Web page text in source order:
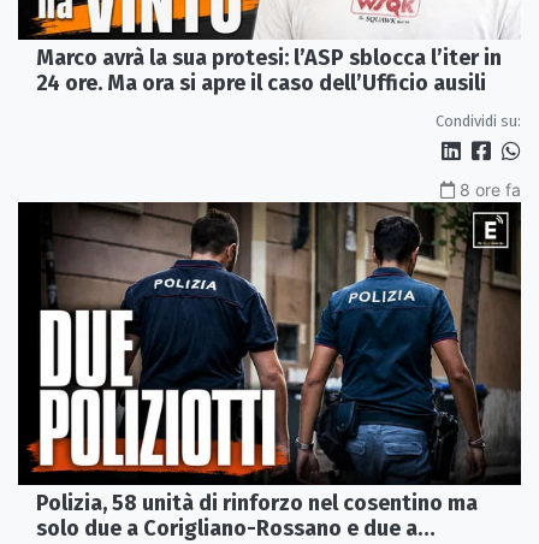
Marco avrà la sua protesi: l’ASP sblocca l’iter in
24 ore. Ma ora si apre il caso dell’Ufficio ausili
Condividi su:
8 ore fa
Polizia, 58 unità di rinforzo nel cosentino ma
solo due a Corigliano-Rossano e due a